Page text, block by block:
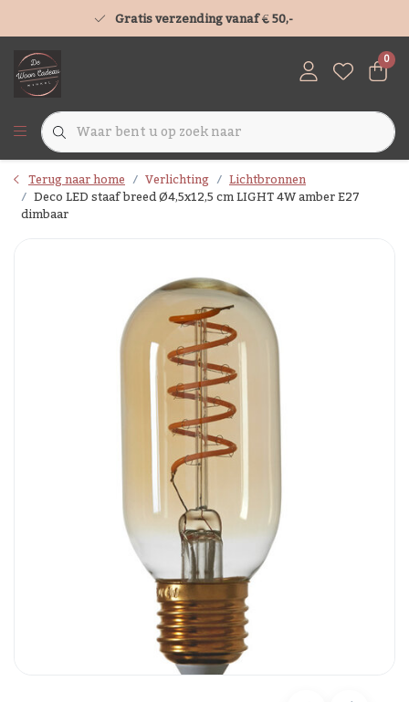
Gratis verzending vanaf € 50,-
0
Terug naar home Verlichting Lichtbronnen
Deco LED staaf breed Ø4,5x12,5 cm LIGHT 4W amber E27
dimbaar